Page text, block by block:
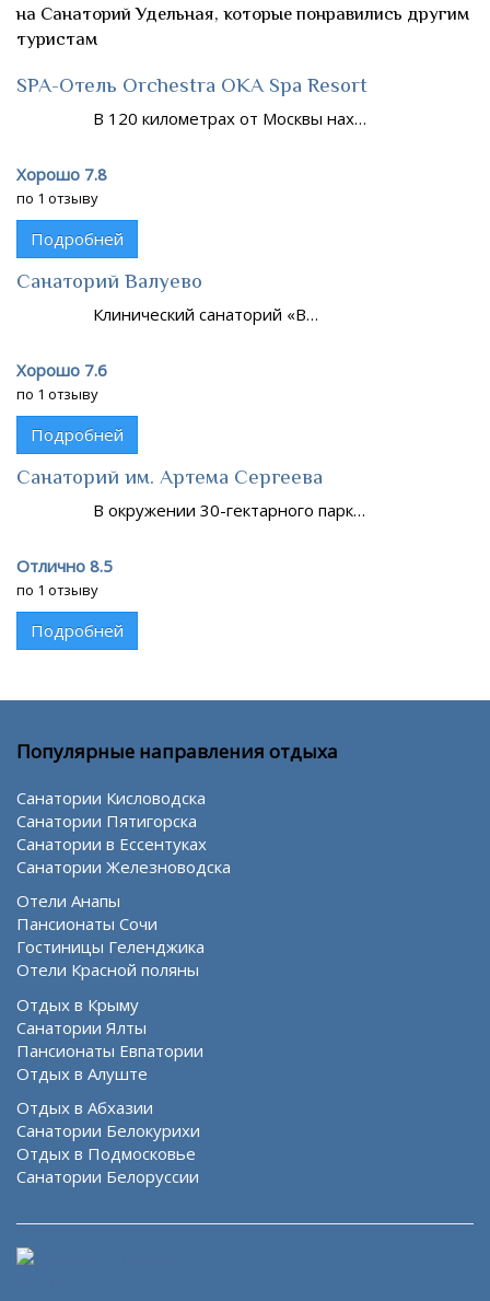
на Санаторий Удельная, которые понравились другим
туристам
SPA-Отель Orchestra OKA Spa Resort
В 120 километрах от Москвы нах…
Хорошо 7.8
по 1 отзыву
Подробней
Санаторий Валуево
Клинический санаторий «В…
Хорошо 7.6
по 1 отзыву
Подробней
Санаторий им. Артема Сергеева
В окружении 30-гектарного парк…
Отлично 8.5
по 1 отзыву
Подробней
Популярные направления отдыха
Санатории Кисловодска
Санатории Пятигорска
Санатории в Ессентуках
Санатории Железноводска
Отели Анапы
Пансионаты Сочи
Гостиницы Геленджика
Отели Красной поляны
Отдых в Крыму
Санатории Ялты
Пансионаты Евпатории
Отдых в Алуште
Отдых в Абхазии
Санатории Белокурихи
Отдых в Подмосковье
Санатории Белоруссии